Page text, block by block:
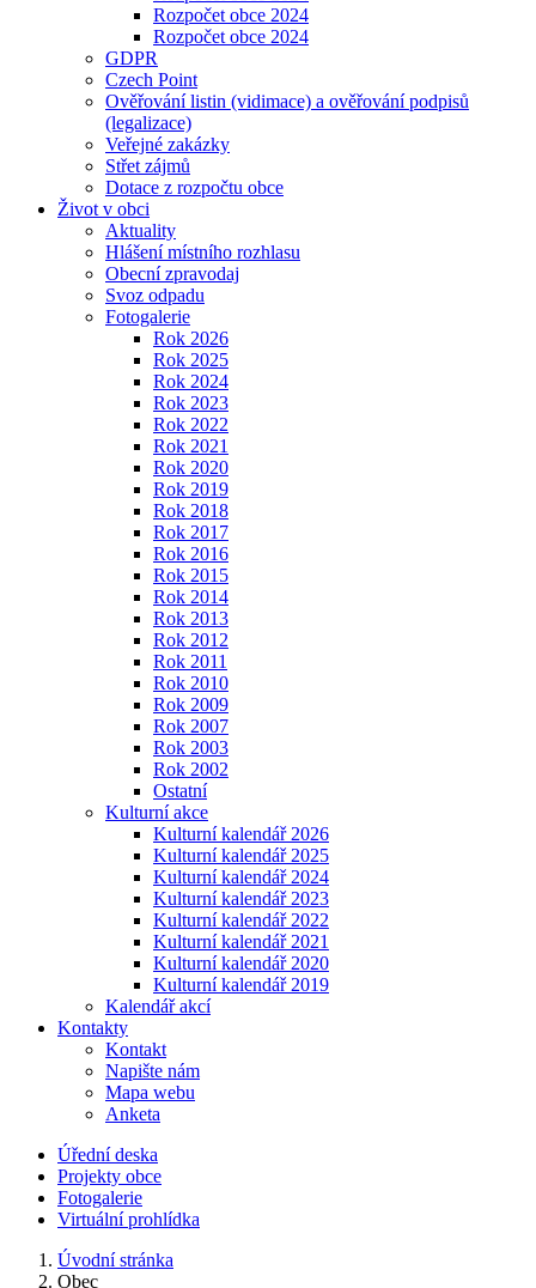
Rozpočet obce 2024
Rozpočet obce 2024
GDPR
Czech Point
Ověřování listin (vidimace) a ověřování podpisů
(legalizace)
Veřejné zakázky
Střet zájmů
Dotace z rozpočtu obce
Život v obci
Aktuality
Hlášení místního rozhlasu
Obecní zpravodaj
Svoz odpadu
Fotogalerie
Rok 2026
Rok 2025
Rok 2024
Rok 2023
Rok 2022
Rok 2021
Rok 2020
Rok 2019
Rok 2018
Rok 2017
Rok 2016
Rok 2015
Rok 2014
Rok 2013
Rok 2012
Rok 2011
Rok 2010
Rok 2009
Rok 2007
Rok 2003
Rok 2002
Ostatní
Kulturní akce
Kulturní kalendář 2026
Kulturní kalendář 2025
Kulturní kalendář 2024
Kulturní kalendář 2023
Kulturní kalendář 2022
Kulturní kalendář 2021
Kulturní kalendář 2020
Kulturní kalendář 2019
Kalendář akcí
Kontakty
Kontakt
Napište nám
Mapa webu
Anketa
Úřední deska
Projekty obce
Fotogalerie
Virtuální prohlídka
Úvodní stránka
Obec